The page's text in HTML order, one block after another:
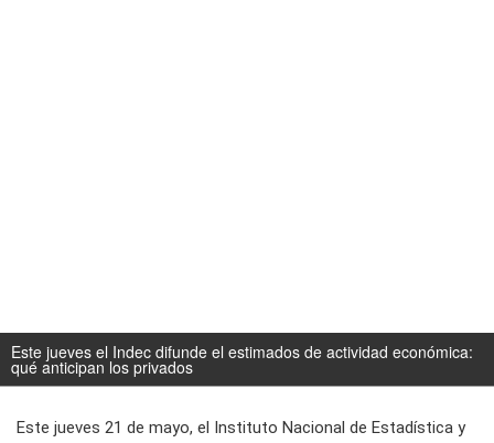
Este jueves el Indec difunde el estimados de actividad económica:
qué anticipan los privados
Este jueves 21 de mayo, el Instituto Nacional de Estadística y